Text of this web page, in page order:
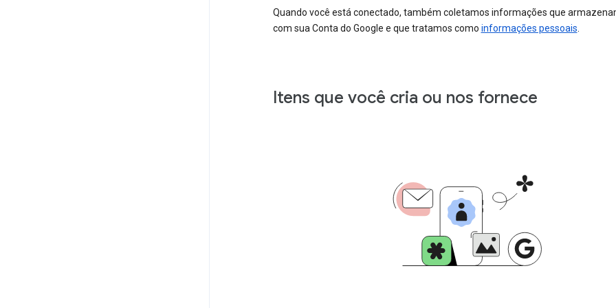
Quando você está conectado, também coletamos informações que
com sua Conta do Google e que tratamos como informações pessoais
Itens que você cria ou nos fornece